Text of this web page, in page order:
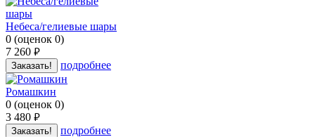
Небеса/гелиевые шары
0 (оценок 0)
7 260 руб.
Заказать! подробнее
Ромашкин
0 (оценок 0)
3 480 руб.
Заказать! подробнее